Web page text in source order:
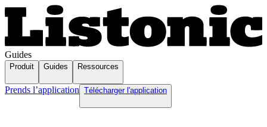
Guides
Produit Guides Ressources
Prends l’application Télécharger l'application